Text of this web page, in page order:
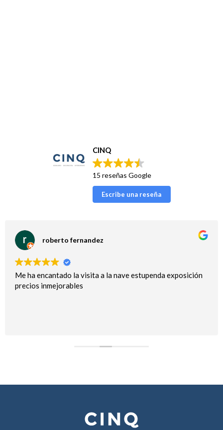
CINQ
15 reseñas Google
Escribe una reseña
roberto fernandez
Me ha encantado la visita a la nave estupenda exposición
precios inmejorables